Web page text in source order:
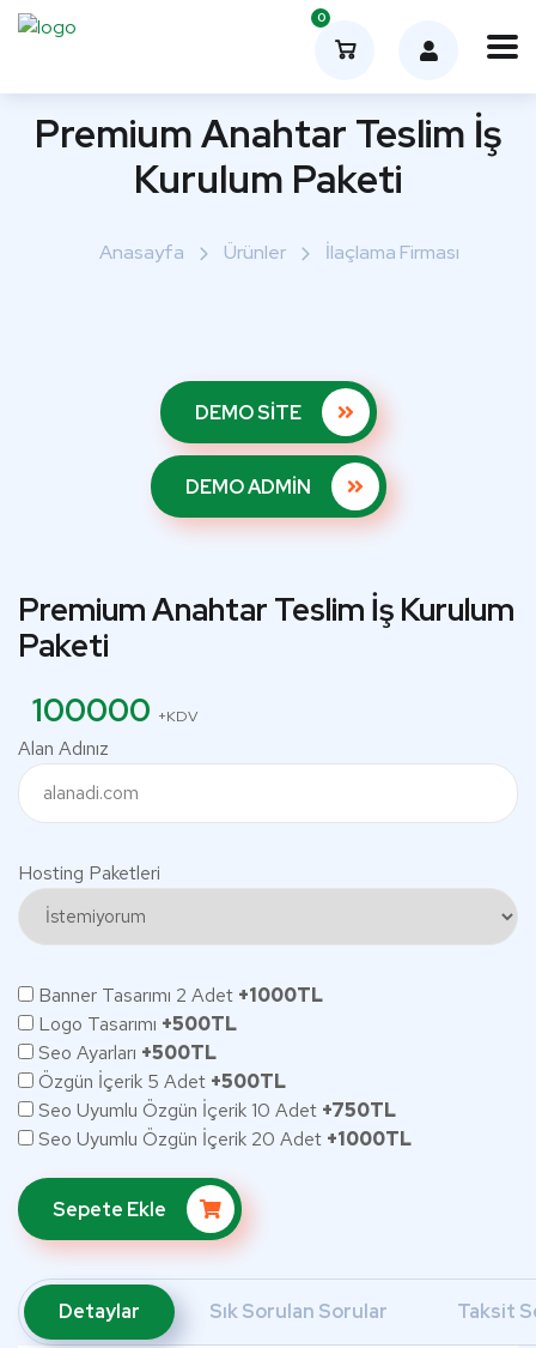
0
Premium Anahtar Teslim İş
Kurulum Paketi
Anasayfa Ürünler İlaçlama Firması
DEMO SİTE
DEMO ADMİN
Premium Anahtar Teslim İş Kurulum
Paketi
100000 +KDV
Alan Adınız
Hosting Paketleri
Banner Tasarımı 2 Adet +1000TL
Logo Tasarımı +500TL
Seo Ayarları +500TL
Özgün İçerik 5 Adet +500TL
Seo Uyumlu Özgün İçerik 10 Adet +750TL
Seo Uyumlu Özgün İçerik 20 Adet +1000TL
Sepete Ekle
Detaylar Sık Sorulan Sorular Taksit